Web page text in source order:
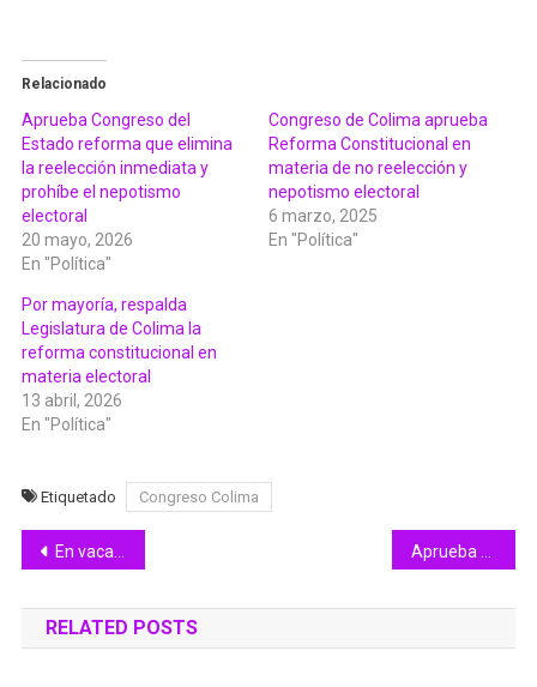
Relacionado
Aprueba Congreso del
Estado reforma que elimina
la reelección inmediata y
prohíbe el nepotismo
electoral
20 mayo, 2026
En "Política"
Congreso de Colima aprueba
Reforma Constitucional en
materia de no reelección y
nepotismo electoral
6 marzo, 2025
En "Política"
Por mayoría, respalda
Legislatura de Colima la
reforma constitucional en
materia electoral
13 abril, 2026
En "Política"
Etiquetado Congreso Colima
Navegación
de
entradas
En vacaciones aumenta riesgo de accidentes en casa; Salud Colima pide proteger a niñas y niños Aprueba Congreso de Colima descuentos del 40% por el derecho a la prestación del servicio a choferes de plataformas digitales
RELATED POSTS